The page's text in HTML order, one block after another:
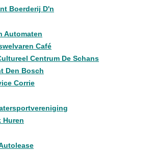
Boerderij D'n
Automaten
Café
Centrum De Schans
Den Bosch
Corrie
Huren